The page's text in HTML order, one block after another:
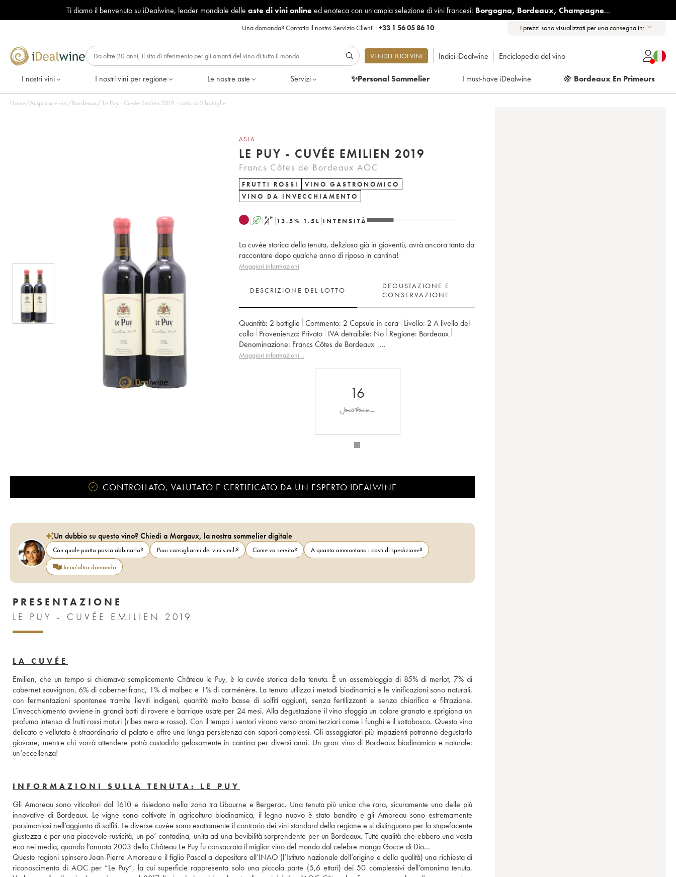
Ti diamo il benvenuto su iDealwine, leader mondiale delle aste di vini onlineed enoteca con un'ampia selezione di vini francesi: Borgogna, Bordeaux, Champagne...
Una domanda?Contatta il nostro Servizio Clienti |+33 1 56 05 86 10 I prezzi sono visualizzati per una consegna in:
VENDI I TUOI VINI Indici iDealwine Enciclopedia del vino
I nostri vini I nostri vini per regione Le nostre aste Servizi ✨Personal Sommelier I must-have iDealwine 🍇 Bordeaux En Primeurs
Home/Acquistare vini/Bordeaux/ Le Puy - Cuvée Emilien 2019 - Lotto di 2 bottiglie
ASTA
LE PUY - CUVÉE EMILIEN 2019
Francs Côtes de Bordeaux AOC
FRUTTI ROSSI
VINO GASTRONOMICO
VINO DA INVECCHIAMENTO
A S 13.5% 1.5 L INTENSITÀ
La cuvée storica della tenuta, deliziosa già in gioventù, avrà ancora tanto da
raccontare dopo qualche anno di riposo in cantina!
Maggiori informazioni
DESCRIZIONE DEL LOTTO
DEGUSTAZIONE E
CONSERVAZIONE
Quantità: 2 bottiglie Commento: 2 Capsule in cera Livello: 2 A livello del
collo
Provenienza: privato IVA detraibile: no Regione:
Bordeaux
Denominazione:
Francs Côtes de Bordeaux
Proprietario: Jean-Pierre et Pascal Amoreau
Maggiori informazioni…
16
CONTROLLATO, VALUTATO E CERTIFICATO DA UN ESPERTO IDEALWINE
Un dubbio su questo vino? Chiedi a Margaux, la nostra sommelier digitale
Con quale piatto posso abbinarlo? Puoi consigliarmi dei vini simili? Come va servito?
A quanto ammontano i costi di spedizione?
Ho un'altra domanda
PRESENTAZIONE
LE PUY - CUVÉE EMILIEN 2019
LA CUVÉE
Emilien, che un tempo si chiamava semplicemente Château le Puy, è la cuvée storica della tenuta. È un assemblaggio di 85% di merlot, 7% di
cabernet sauvignon, 6% di cabernet franc, 1% di malbec e 1% di carménère. La tenuta utilizza i metodi biodinamici e le vinificazioni sono naturali,
con fermentazioni spontanee tramite lieviti indigeni, quantità molto basse di solfiti aggiunti, senza fertilizzanti e senza chiarifica e filtrazione.
L’invecchiamento avviene in grandi botti di rovere e barrique usate per 24 mesi. Alla degustazione il vino sfoggia un colore granato e sprigiona un
profumo intenso di frutti rossi maturi (ribes nero e rosso). Con il tempo i sentori virano verso aromi terziari come i funghi e il sottobosco. Questo vino
delicato e vellutato è straordinario al palato e offre una lunga persistenza con sapori complessi. Gli assaggiatori più impazienti potranno degustarlo
giovane, mentre chi vorrà attendere potrà custodirlo gelosamente in cantina per diversi anni. Un gran vino di Bordeaux biodinamico e naturale:
un’eccellenza!
INFORMAZIONI SULLA TENUTA: LE PUY
Gli Amoreau sono viticoltori dal 1610 e risiedono nella zona tra Libourne e Bergerac. Una tenuta più unica che rara, sicuramente una delle più
innovative di Bordeaux. Le vigne sono coltivate in agricoltura biodinamica, il legno nuovo è stato bandito e gli Amoreau sono estremamente
parsimoniosi nell’aggiunta di solfiti. Le diverse cuvée sono esattamente il contrario dei vini standard della regione e si distinguono per la stupefacente
giustezza e per una piacevole rusticità, un po’ contadina, unita ad una bevibilità sorprendente per un Bordeaux. Tutte qualità che ebbero una vasta
eco nei media, quando l’annata 2003 dello Château Le Puy fu consacrata il miglior vino del mondo dal celebre manga Gocce di Dio...
Queste ragioni spinsero Jean-Pierre Amoreau e il figlio Pascal a depositare all’INAO (l’Istituto nazionale dell’origine e della qualità) una richiesta di
riconoscimento di AOC per “Le Puy”, la cui superficie rappresenta solo una piccola parte (5,6 ettari) dei 50 complessivi dell’omonima tenuta.